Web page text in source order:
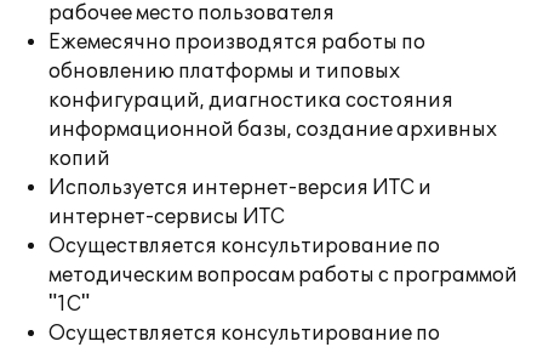
рабочее место пользователя
Ежемесячно производятся работы по
обновлению платформы и типовых
конфигураций, диагностика состояния
информационной базы, создание архивных
копий
Используется интернет-версия ИТС и
интернет-сервисы ИТС
Осуществляется консультирование по
методическим вопросам работы с программой
"1С"
Осуществляется консультирование по